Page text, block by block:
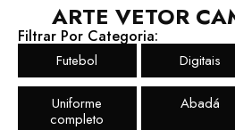
ARTE VETOR
Filtrar Por Categoria:
Futebol Digitais
Uniforme
completo
Abadá